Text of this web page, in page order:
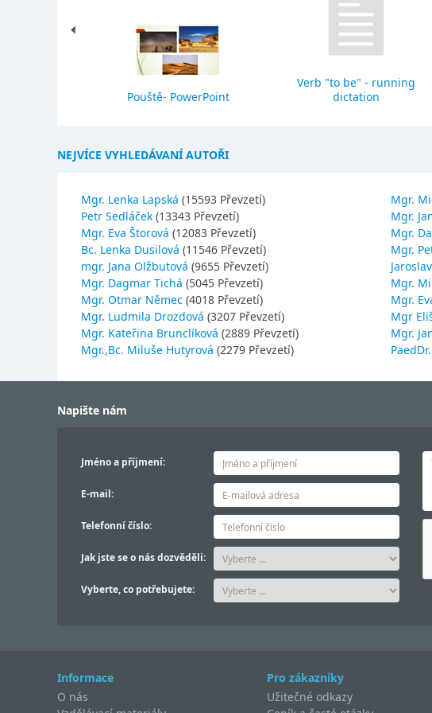
Pouště- PowerPoint
Verb "to be" - running
dictation
NEJVÍCE VYHLEDÁVANÍ AUTOŘI
Mgr. Lenka Lapská (15593 Převzetí)
Petr Sedláček (13343 Převzetí)
Mgr. Eva Štorová (12083 Převzetí)
Bc. Lenka Dusilová (11546 Převzetí)
mgr. Jana Olžbutová (9655 Převzetí)
Mgr. Dagmar Tichá (5045 Převzetí)
Mgr. Otmar Němec (4018 Převzetí)
Mgr. Ludmila Drozdová (3207 Převzetí)
Mgr. Kateřina Brunclíková (2889 Převzetí)
Mgr.,Bc. Miluše Hutyrová (2279 Převzetí)
Mgr.
Mgr.
Mgr.
Mgr.
Mgr.
Mgr.
Mgr
Mgr.
Napište nám
Jméno a příjmení:
E-mail:
Telefonní číslo:
Jak jste se o nás dozvěděli:
Vyberte, co potřebujete:
Informace
O nás
Pro zákazníky
Užitečné odkazy